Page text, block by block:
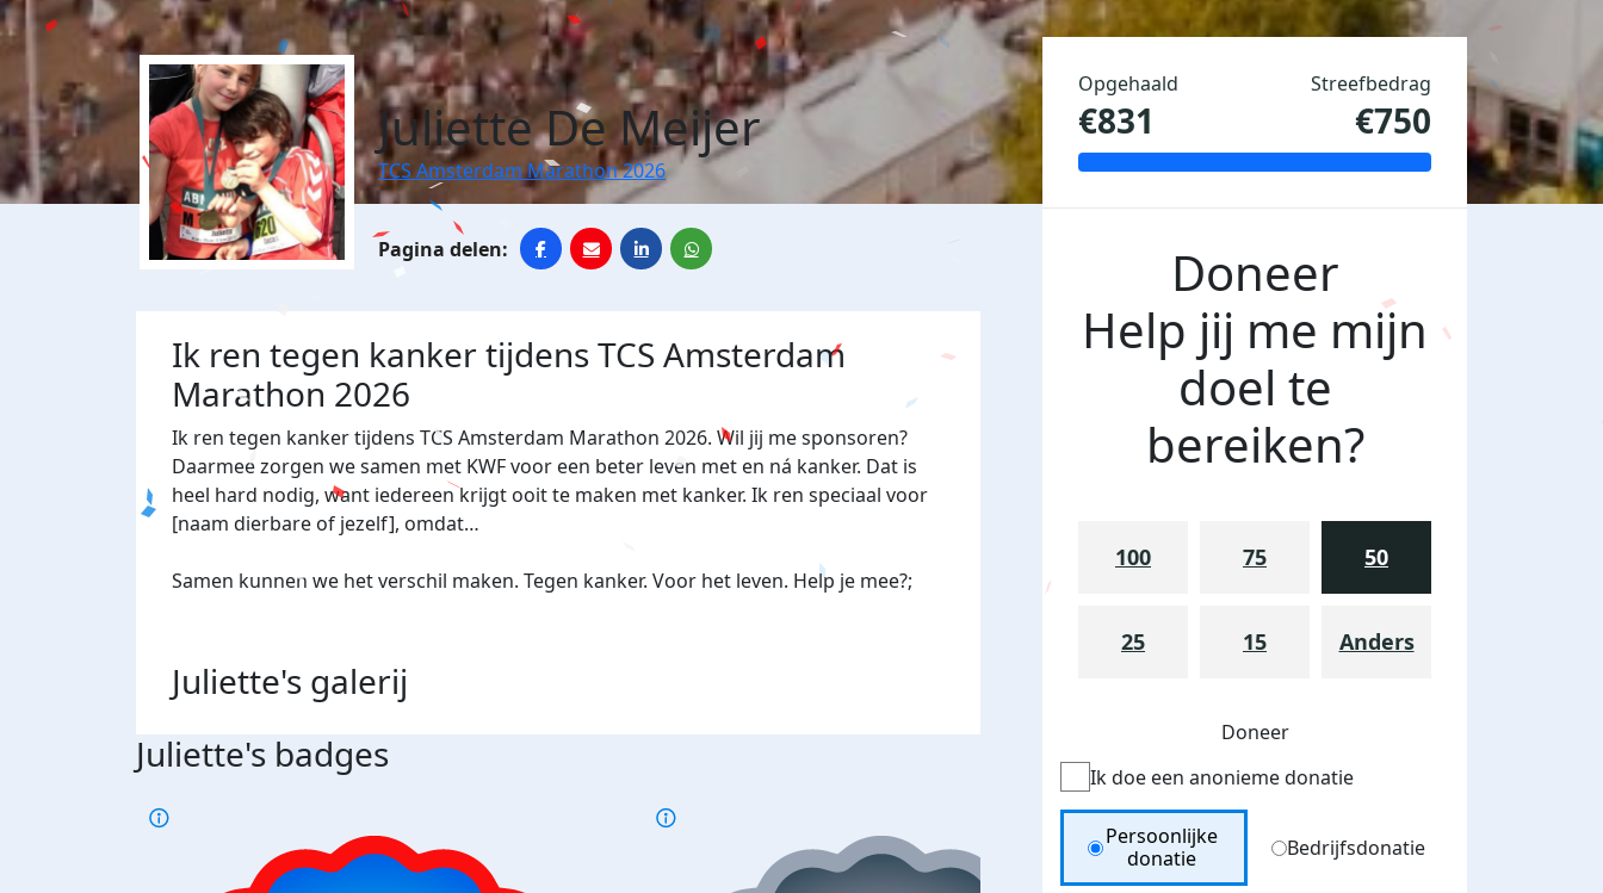
Juliette De Meijer
TCS Amsterdam Marathon 2026
Ik ren tegen kanker tijdens TCS Amsterdam
Marathon 2026
Ik ren tegen kanker tijdens TCS Amsterdam Marathon 2026. Wil jij me sponsoren?
Daarmee zorgen we samen met KWF voor een beter leven met en ná kanker. Dat is
heel hard nodig, want iedereen krijgt ooit te maken met kanker. Ik ren speciaal voor
[naam dierbare of jezelf], omdat…
Samen kunnen we het verschil maken. Tegen kanker. Voor het leven. Help je mee?;
Juliette's galerij
Juliette's badges
Opgehaald
€831
Streefbedrag
€750
Doneer
Help jij me mijn
doel te
bereiken?
100 75 50
25 15 Anders
Doneer
Ik doe een anonieme donatie
Donation Type
Persoonlijke
donatie
Bedrijfsdonatie